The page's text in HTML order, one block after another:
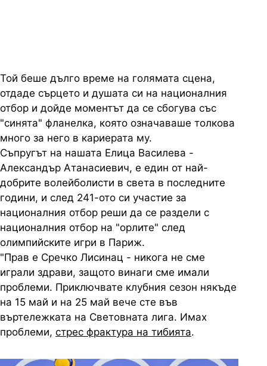
Той беше дълго време на голямата сцена,
отдаде сърцето и душата си на националния
отбор и дойде моментът да се сбогува със
"синята" фланелка, която означаваше толкова
много за него в кариерата му.
Съпругът на нашата Елица Василева -
Александър Атанасиевич, е един от най-
добрите волейболисти в света в последните
години, и след 241-ото си участие за
националния отбор реши да се раздели с
националния отбор на "орлите" след
олимпийските игри в Париж.
"Прав е Сречко Лисинац - никога не сме
играли здрави, защото винаги сме имали
проблеми. Приключвате клубния сезон някъде
на 15 май и на 25 май вече сте във
въртележката на Световната лига. Имах
проблеми, стрес фрактура на тибията.